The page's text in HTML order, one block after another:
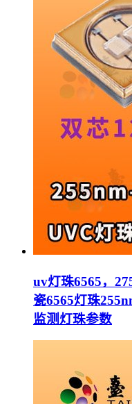
uv灯珠6565，
瓷6565灯珠
监测灯珠参数